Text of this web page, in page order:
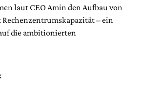
laut CEO Amin den Aufbau von
Rechenzentrumskapazität – ein
die ambitionierten